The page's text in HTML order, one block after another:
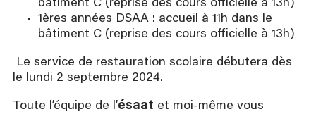
bâtiment C (reprise des cours officielle à 13h)
1ères années DSAA : accueil à 11h dans le
bâtiment C (reprise des cours officielle à 13h)
​ Le service de restauration scolaire débutera dès
le lundi 2 septembre 2024.
Toute l’équipe de l’ésaat et moi-même vous